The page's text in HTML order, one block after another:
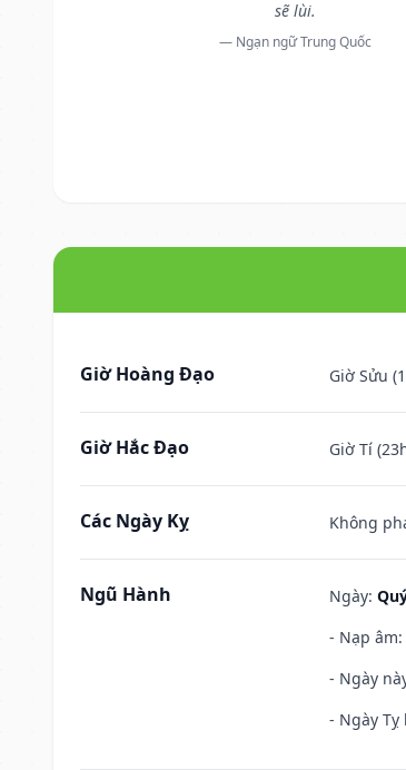
sẽ lùi.
— Ngạn ngữ Trung Quốc
Giờ Hoàng Đạo Giờ Sửu
Giờ Hắc Đạo Giờ Tí
Các Ngày Kỵ Không
Ngũ Hành Ngày:
- Nạp
- Ngày
- Ngày